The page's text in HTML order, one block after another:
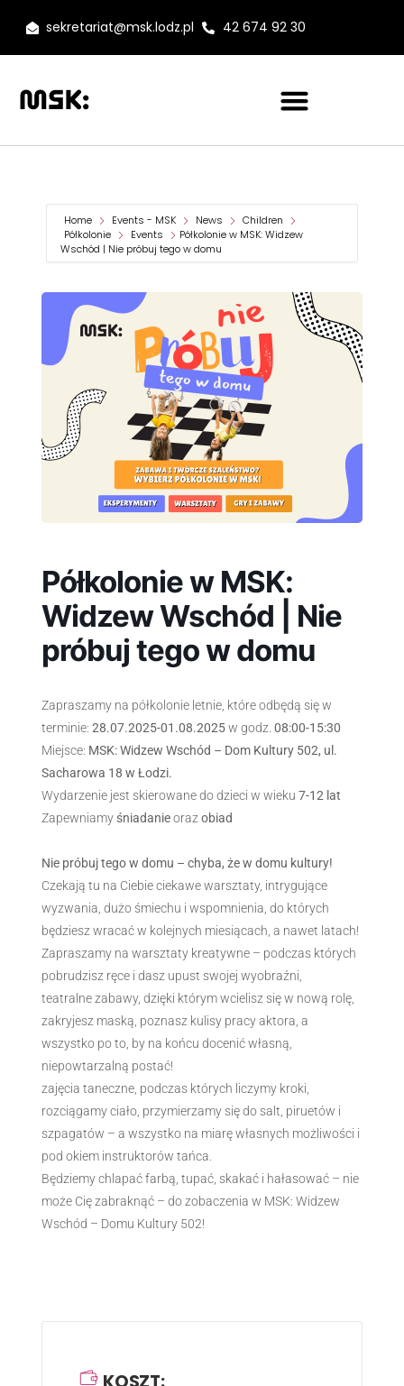
sekretariat@msk.lodz.pl 42 674 92 30
Home Events - MSK News
Children
Półkolonie
Events
Półkolonie w MSK: Widzew
Wschód | Nie próbuj tego w domu
Półkolonie w MSK:
Widzew Wschód | Nie
próbuj tego w domu
Zapraszamy na półkolonie letnie, które odbędą się w
terminie: 28.07.2025-01.08.2025w godz. 08:00-15:30
Miejsce: MSK: Widzew Wschód – Dom Kultury 502, ul.
Sacharowa 18 w Łodzi.
Wydarzenie jest skierowane do dzieci w wieku 7-12 lat
Zapewniamy śniadanieoraz obiad
Nie próbuj tego w domu – chyba, że w domu kultury!
Czekają tu na Ciebie ciekawe warsztaty, intrygujące
wyzwania, dużo śmiechu i wspomnienia, do których
będziesz wracać w kolejnych miesiącach, a nawet latach!
Zapraszamy na warsztaty kreatywne – podczas których
pobrudzisz ręce i dasz upust swojej wyobraźni,
teatralne zabawy, dzięki którym wcielisz się w nową rolę,
zakryjesz maską, poznasz kulisy pracy aktora, a
wszystko po to, by na końcu docenić własną,
niepowtarzalną postać!
zajęcia taneczne, podczas których liczymy kroki,
rozciągamy ciało, przymierzamy się do salt, piruetów i
szpagatów – a wszystko na miarę własnych możliwości i
pod okiem instruktorów tańca.
Będziemy chlapać farbą, tupać, skakać i hałasować – nie
może Cię zabraknąć – do zobaczenia w MSK: Widzew
Wschód – Domu Kultury 502!